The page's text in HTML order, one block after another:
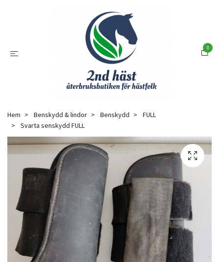
0
Hem Benskydd & lindor Benskydd
FULL
Svarta senskydd FULL